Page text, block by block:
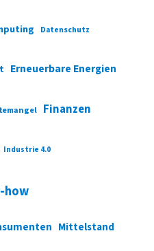
Datenschutz
Erneuerbare Energien
Finanzen
Industrie 4.0
how
Mittelstand